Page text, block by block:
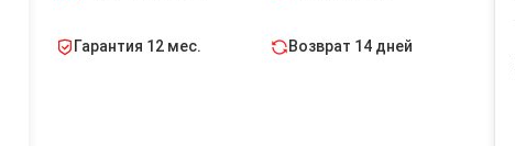
Гарантия 12 мес. Возврат 14 дней